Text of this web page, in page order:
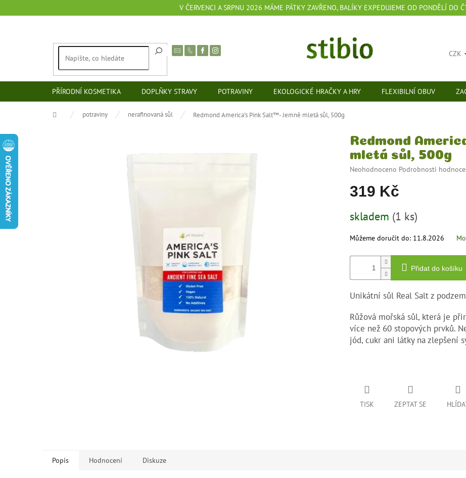
na
V ČERVENCI A SRPNU 2026 MÁME PÁTKY ZAVŘENO, BALÍKY EXPEDUJEME OD PONDĚLÍ DO
CZK
PŘÍRODNÍ KOSMETIKA DOPLŇKY STRAVY POTRAVINY EKOLOGICKÉ HRAČKY A HRY FLEXIBILNÍ OBUV
Domů potraviny nerafinovaná sůl Redmond America's Pink Salt™- Jemně mletá sůl, 500g
Redmond
mletá sůl, 500g
Průměrné
produktu
je
z
hvězdiček.
Neohodnoceno Podrobnosti
319 Kč
cena:
skladem (1 ks)
Můžeme doručit do: 11.8.2026
Přidat do košíku
Unikátní sůl Real Salt z
Růžová mořská sůl, která je
více než 60 stopových prvků.
jód, cukr ani látky na zlepšení
TISK ZEPTAT SE
Popis Hodnocení Diskuze